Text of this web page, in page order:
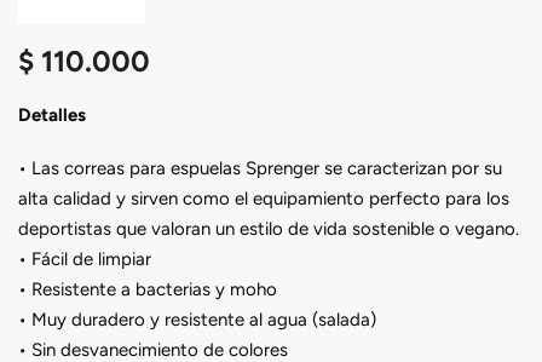
$ 110.000
Detalles
• Las correas para espuelas Sprenger se caracterizan por su
alta calidad y sirven como el equipamiento perfecto para los
deportistas que valoran un estilo de vida sostenible o vegano.
• Fácil de limpiar
• Resistente a bacterias y moho
• Muy duradero y resistente al agua (salada)
• Sin desvanecimiento de colores